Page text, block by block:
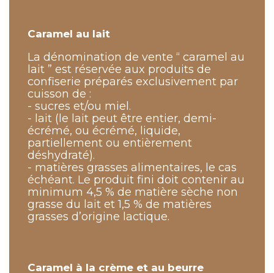
Caramel au lait
La dénomination de vente “ caramel au
lait ” est réservée aux produits de
confiserie préparés exclusivement par
cuisson de :
- sucres et/ou miel.
- lait (le lait peut être entier, demi-
écrémé, ou écrémé, liquide,
partiellement ou entièrement
déshydraté).
- matières grasses alimentaires, le cas
échéant. Le produit fini doit contenir au
minimum 4,5 % de matière sèche non
grasse du lait et 1,5 % de matières
grasses d’origine lactique.
Caramel à la crème et au beurre